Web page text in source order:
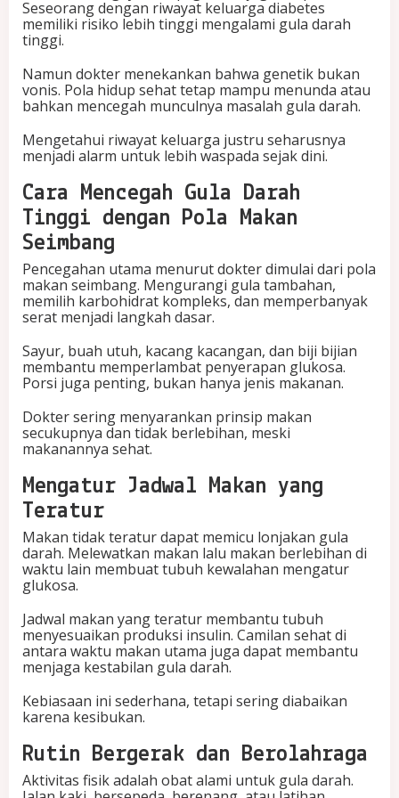
Seseorang dengan riwayat keluarga diabetes
memiliki risiko lebih tinggi mengalami gula darah
tinggi.
Namun dokter menekankan bahwa genetik bukan
vonis. Pola hidup sehat tetap mampu menunda atau
bahkan mencegah munculnya masalah gula darah.
Mengetahui riwayat keluarga justru seharusnya
menjadi alarm untuk lebih waspada sejak dini.
Cara Mencegah Gula Darah
Tinggi dengan Pola Makan
Seimbang
Pencegahan utama menurut dokter dimulai dari pola
makan seimbang. Mengurangi gula tambahan,
memilih karbohidrat kompleks, dan memperbanyak
serat menjadi langkah dasar.
Sayur, buah utuh, kacang kacangan, dan biji bijian
membantu memperlambat penyerapan glukosa.
Porsi juga penting, bukan hanya jenis makanan.
Dokter sering menyarankan prinsip makan
secukupnya dan tidak berlebihan, meski
makanannya sehat.
Mengatur Jadwal Makan yang
Teratur
Makan tidak teratur dapat memicu lonjakan gula
darah. Melewatkan makan lalu makan berlebihan di
waktu lain membuat tubuh kewalahan mengatur
glukosa.
Jadwal makan yang teratur membantu tubuh
menyesuaikan produksi insulin. Camilan sehat di
antara waktu makan utama juga dapat membantu
menjaga kestabilan gula darah.
Kebiasaan ini sederhana, tetapi sering diabaikan
karena kesibukan.
Rutin Bergerak dan Berolahraga
Aktivitas fisik adalah obat alami untuk gula darah.